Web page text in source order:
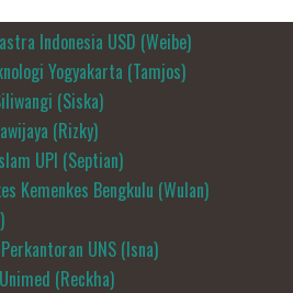
Indonesia USD (Weibe)
Yogyakarta (Tamjos)
(Siska)
(Rizky)
UPI (Septian)
Kemenkes Bengkulu (Wulan)
UNS (Isna)
(Reckha)